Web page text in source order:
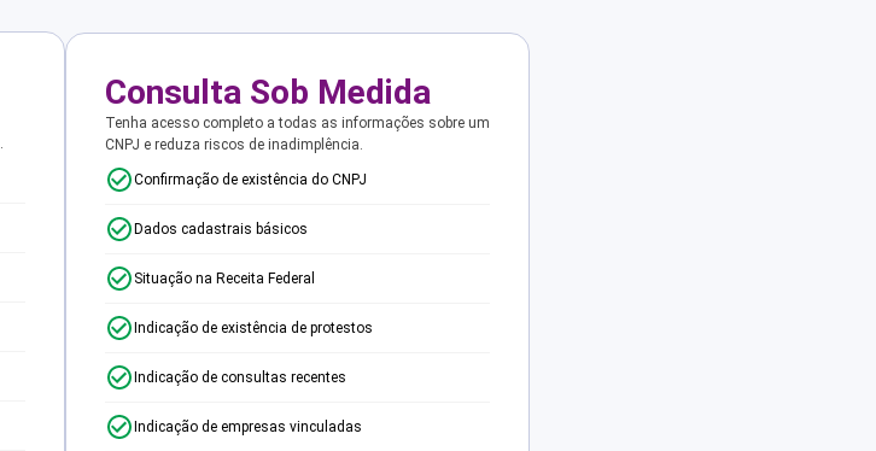
Consulta Sob Medida
Tenha acesso completo a todas as informações sobre um
CNPJ e reduza riscos de inadimplência.
Confirmação de existência do CNPJ
Dados cadastrais básicos
Situação na Receita Federal
Indicação de existência de protestos
Indicação de consultas recentes
Indicação de empresas vinculadas